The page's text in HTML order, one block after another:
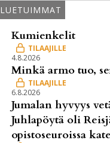
LUETUIMMAT
Kumienkelit
4.8.2026
Minkä armo tuo,
6.8.2026
Jumalan hyvyys
Juhlapöytä oli
opistoseuroissa